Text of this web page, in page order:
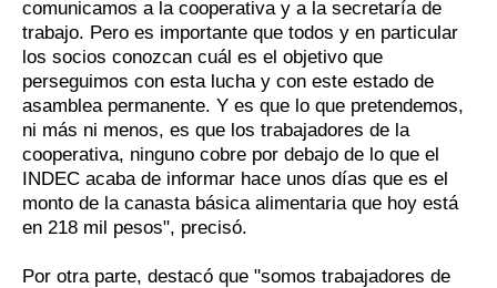
comunicamos a la cooperativa y a la secretaría de
trabajo. Pero es importante que todos y en particular
los socios conozcan cuál es el objetivo que
perseguimos con esta lucha y con este estado de
asamblea permanente. Y es que lo que pretendemos,
ni más ni menos, es que los trabajadores de la
cooperativa, ninguno cobre por debajo de lo que el
INDEC acaba de informar hace unos días que es el
monto de la canasta básica alimentaria que hoy está
en 218 mil pesos", precisó.
Por otra parte, destacó que "somos trabajadores de